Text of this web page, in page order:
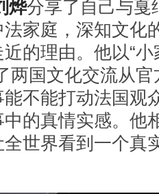
烨分享了自己与戛
家庭，深知文化
的理由。他以“
两国文化交流从
不能打动法国观
的真情实感。他
世界看到一个真